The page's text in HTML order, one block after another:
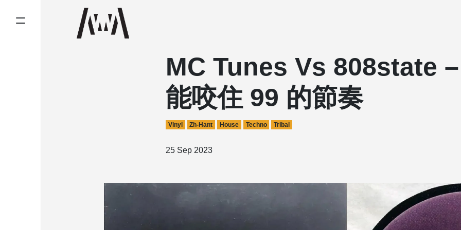
MC Tunes Vs 808state
能咬住 99 的節奏
Vinyl Zh-Hant House Techno Tribal
25 Sep 2023